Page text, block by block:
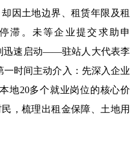
因土地边界、租赁年限及租
滞。未等企业提交求助申
迅速启动——驻站人大代表李
时间主动介入：先深入企业
地20多个就业岗位的核心价
，梳理出租金保障、土地用